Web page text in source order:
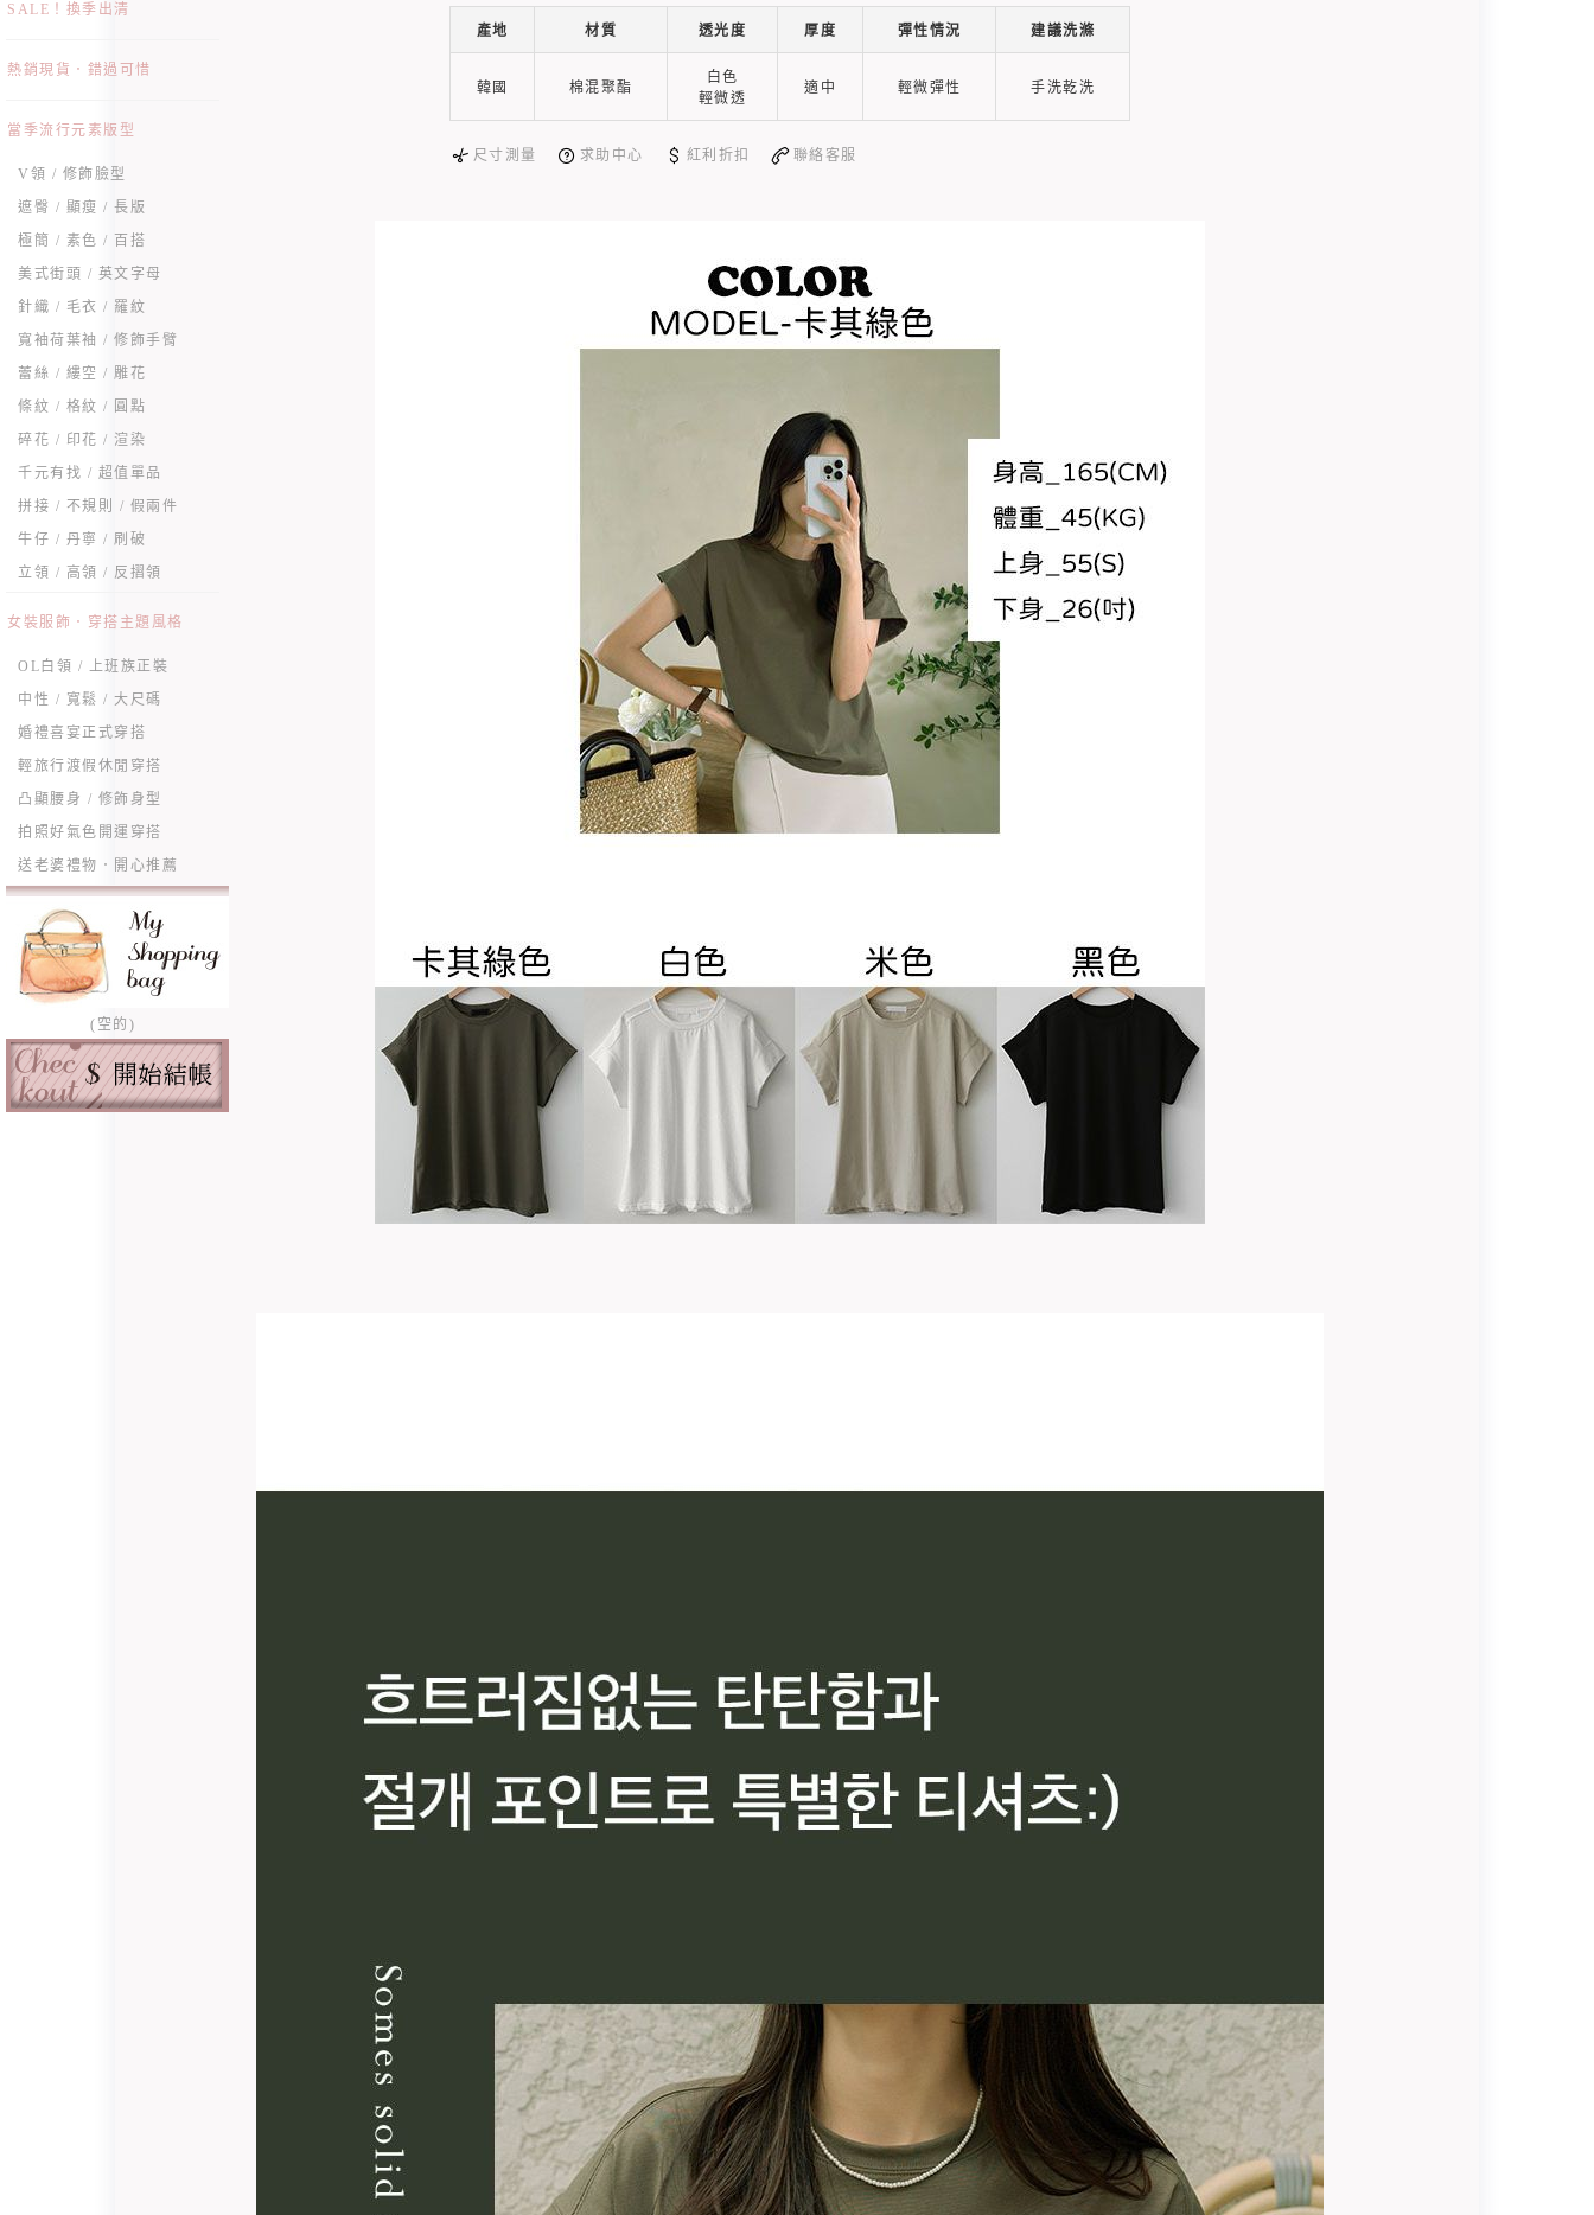
SALE！換季出清
熱銷現貨．錯過可惜
當季流行元素版型
V領 / 修飾臉型
遮臀 / 顯瘦 / 長版
極簡 / 素色 / 百搭
美式街頭 / 英文字母
針織 / 毛衣 / 羅紋
寬袖荷葉袖 / 修飾手臂
蕾絲 / 縷空 / 雕花
條紋 / 格紋 / 圓點
碎花 / 印花 / 渲染
千元有找 / 超值單品
拼接 / 不規則 / 假兩件
牛仔 / 丹寧 / 刷破
立領 / 高領 / 反摺領
女裝服飾．穿搭主題風格
OL白領 / 上班族正裝
中性 / 寬鬆 / 大尺碼
婚禮喜宴正式穿搭
輕旅行渡假休閒穿搭
凸顯腰身 / 修飾身型
拍照好氣色開運穿搭
送老婆禮物．開心推薦
(空的)
產地 材質 透光度 厚度 彈性情況 建議洗滌
韓國 棉混聚酯
白色
輕微透
適中 輕微彈性 手洗乾洗
尺寸測量 求助中心 紅利折扣 聯絡客服